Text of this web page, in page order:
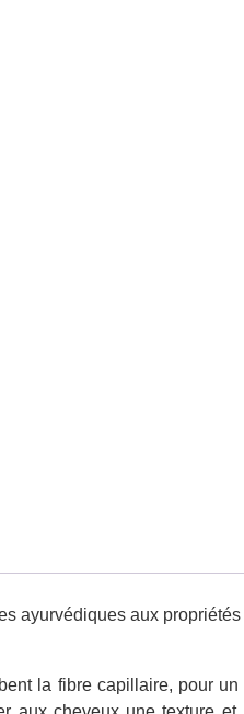
ayurvédiques aux
la fibre capillaire, pour